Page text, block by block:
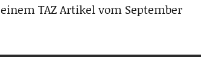
TAZ Artikel vom September